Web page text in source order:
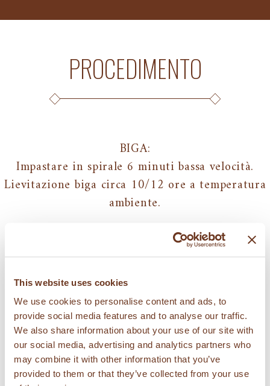
This website uses cookies
We use cookies to personalise content and ads, to
provide social media features and to analyse our traffic.
We also share information about your use of our site with
our social media, advertising and analytics partners who
may combine it with other information that you’ve
provided to them or that they’ve collected from your use
PROCEDIMENTO
BIGA:
Impastare in spirale 6 minuti bassa velocità.
Lievitazione biga circa 10/12 ore a temperatura
ambiente.
IMPASTO FINALE:
10/12 minuti alla velocità successiva (è
importante ottenere un impasto liscio).
Aggiungere acqua un po’ alla volta.
Temperatura impasto finale 27/28°.
Far lievitare l’impasto per circa 60/90 minuti a
temperatura ambiente in una ciotola.